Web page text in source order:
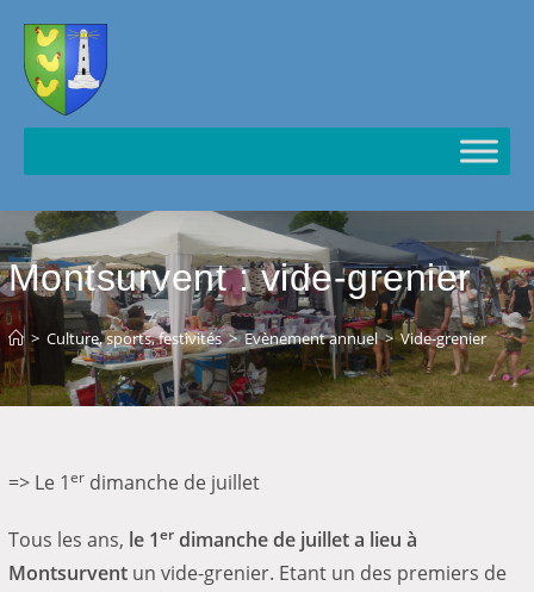
Montsurvent : vide-grenier
> Culture, sports, festivités > Evènement annuel > Vide-grenier
=> Le 1erdimanche de juillet
Tous les ans, le 1erdimanche de juillet a lieu à
Montsurvent un vide-grenier. Etant un des premiers de